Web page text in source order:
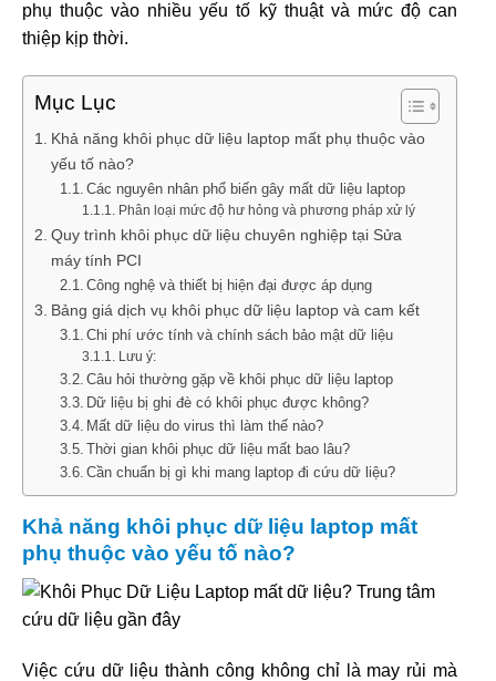
phụ thuộc vào nhiều yếu tố kỹ thuật và mức độ can
thiệp kịp thời.
Mục Lục
Khả năng khôi phục dữ liệu laptop mất phụ thuộc vào
yếu tố nào?
Các nguyên nhân phổ biến gây mất dữ liệu laptop
Phân loại mức độ hư hỏng và phương pháp xử lý
Quy trình khôi phục dữ liệu chuyên nghiệp tại Sửa
máy tính PCI
Công nghệ và thiết bị hiện đại được áp dụng
Bảng giá dịch vụ khôi phục dữ liệu laptop và cam kết
Chi phí ước tính và chính sách bảo mật dữ liệu
Lưu ý:
Câu hỏi thường gặp về khôi phục dữ liệu laptop
Dữ liệu bị ghi đè có khôi phục được không?
Mất dữ liệu do virus thì làm thế nào?
Thời gian khôi phục dữ liệu mất bao lâu?
Cần chuẩn bị gì khi mang laptop đi cứu dữ liệu?
Khả năng khôi phục dữ liệu laptop mất
phụ thuộc vào yếu tố nào?
Việc cứu dữ liệu thành công không chỉ là may rủi mà